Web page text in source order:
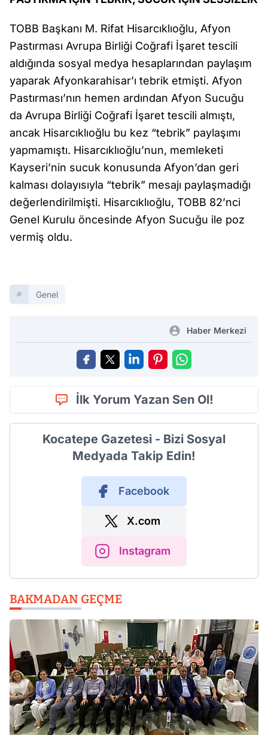
TOBB Başkanı M. Rifat Hisarcıklıoğlu, Afyon
Pastırması Avrupa Birliği Coğrafi İşaret tescili
aldığında sosyal medya hesaplarından paylaşım
yaparak Afyonkarahisar’ı tebrik etmişti. Afyon
Pastırması’nın hemen ardından Afyon Sucuğu
da Avrupa Birliği Coğrafi İşaret tescili almıştı,
ancak Hisarcıklıoğlu bu kez “tebrik” paylaşımı
yapmamıştı. Hisarcıklıoğlu’nun, memleketi
Kayseri’nin sucuk konusunda Afyon’dan geri
kalması dolayısıyla “tebrik” mesajı paylaşmadığı
değerlendirilmişti. Hisarcıklıoğlu, TOBB 82’nci
Genel Kurulu öncesinde Afyon Sucuğu ile poz
vermiş oldu.
Genel
Haber Merkezi
İlk Yorum Yazan Sen Ol!
Kocatepe Gazetesi - Bizi Sosyal
Medyada Takip Edin!
Facebook
X.com
Instagram
BAKMADAN GEÇME